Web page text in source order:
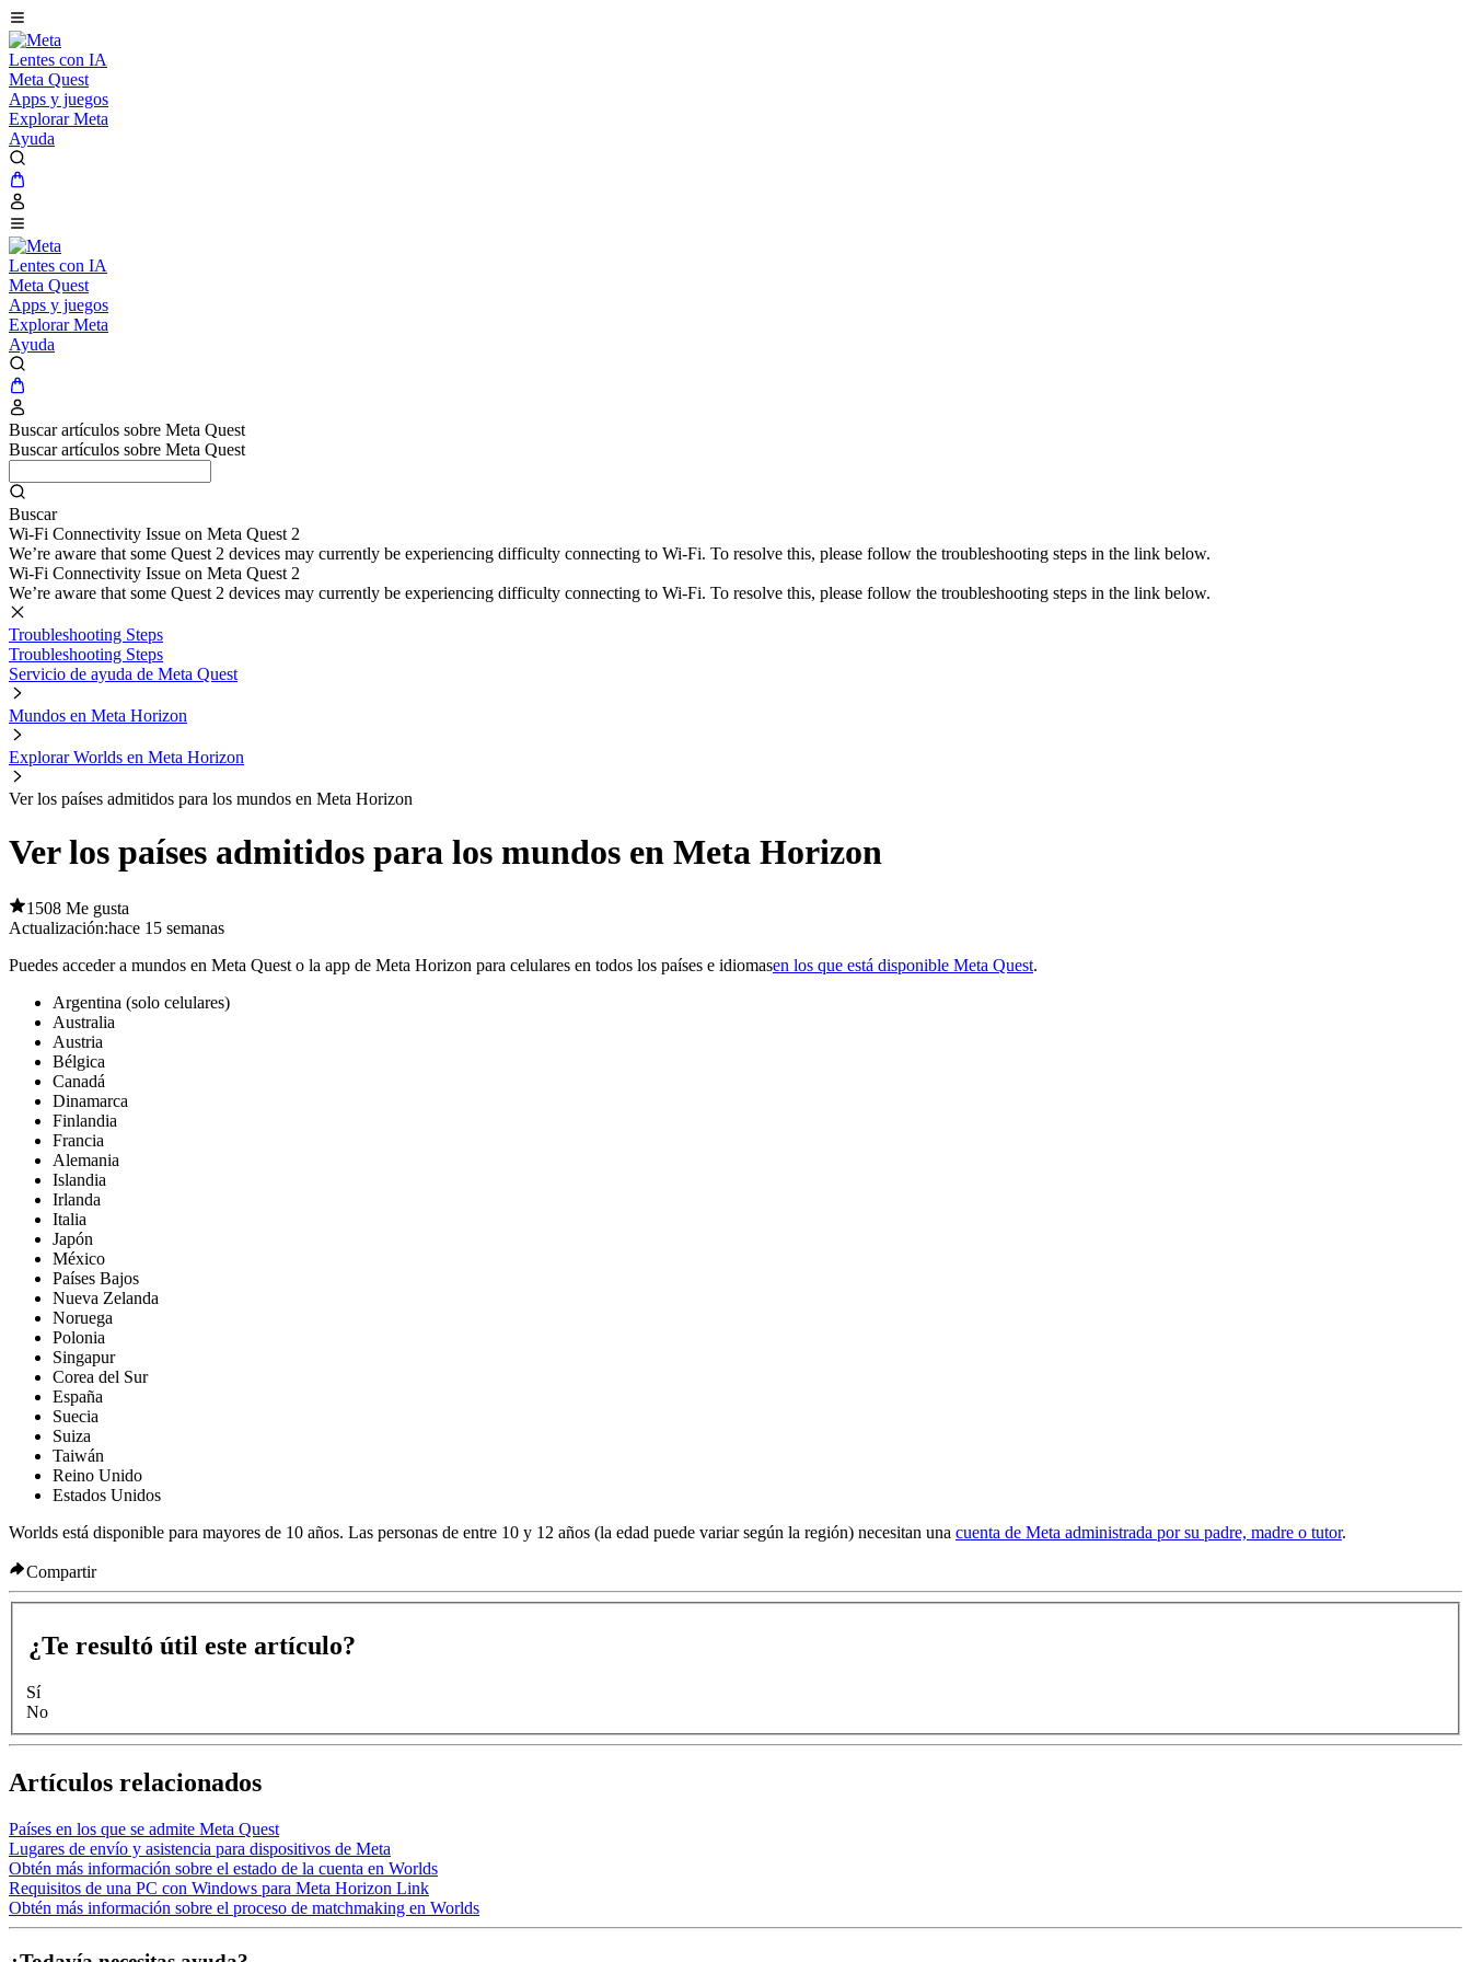
Lentes con IA
Meta Quest
Apps y juegos
Explorar Meta
Ayuda
Lentes con IA
Meta Quest
Apps y juegos
Explorar Meta
Ayuda
Buscar artículos sobre Meta Quest
Buscar artículos sobre Meta Quest
Buscar
Wi-Fi Connectivity Issue on Meta Quest 2
We’re aware that some Quest 2 devices may currently be experiencing difficulty connecting to Wi-Fi. To resolve this, please follow the troubleshooting steps in the link below.
Wi-Fi Connectivity Issue on Meta Quest 2
We’re aware that some Quest 2 devices may currently be experiencing difficulty connecting to Wi-Fi. To resolve this, please follow the troubleshooting steps in the link below.
Troubleshooting Steps
Troubleshooting Steps
Servicio de ayuda de Meta Quest
Mundos en Meta Horizon
Explorar Worlds en Meta Horizon
Ver los países admitidos para los mundos en Meta Horizon
Ver los países admitidos para los mundos en Meta Horizon
1508 Me gusta
Actualización:hace 15 semanas
Puedes acceder a mundos en Meta Quest o la app de Meta Horizon para celulares en todos los países e idiomasen los que está disponible Meta Quest.
Argentina (solo celulares)
Australia
Austria
Bélgica
Canadá
Dinamarca
Finlandia
Francia
Alemania
Islandia
Irlanda
Italia
Japón
México
Países Bajos
Nueva Zelanda
Noruega
Polonia
Singapur
Corea del Sur
España
Suecia
Suiza
Taiwán
Reino Unido
Estados Unidos
Worlds está disponible para mayores de 10 años. Las personas de entre 10 y 12 años (la edad puede variar según la región) necesitan una cuenta de Meta administrada por su padre, madre o tutor.
Compartir
¿Te resultó útil este artículo?
Sí
No
Artículos relacionados
Países en los que se admite Meta Quest
Lugares de envío y asistencia para dispositivos de Meta
Obtén más información sobre el estado de la cuenta en Worlds
Requisitos de una PC con Windows para Meta Horizon Link
Obtén más información sobre el proceso de matchmaking en Worlds